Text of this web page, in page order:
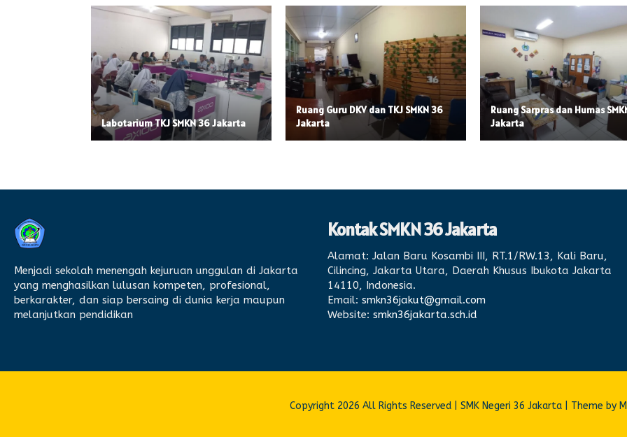
Labotarium TKJ SMKN 36 Jakarta
Ruang Guru DKV dan TKJ SMKN 36
Jakarta
Ruang Sarpras dan Humas
Jakarta
Menjadi sekolah menengah kejuruan unggulan di Jakarta
yang menghasilkan lulusan kompeten, profesional,
berkarakter, dan siap bersaing di dunia kerja maupun
melanjutkan pendidikan
Kontak SMKN 36 Jakarta
Alamat: Jalan Baru Kosambi III, RT.1/RW.13, Kali Baru,
Cilincing, Jakarta Utara, Daerah Khusus Ibukota Jakarta
14110, Indonesia.
Email: smkn36jakut@gmail.com
Website: smkn36jakarta.sch.id
Copyright 2026 All Rights Reserved | SMK Negeri 36 Jakarta | Theme by